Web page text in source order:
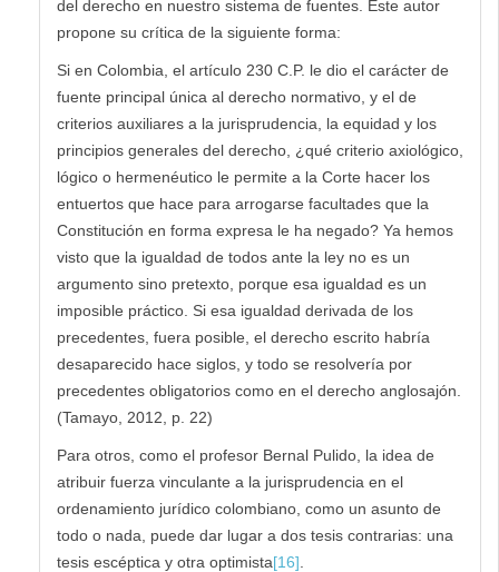
del derecho en nuestro sistema de fuentes. Este autor
propone su crítica de la siguiente forma:
Si en Colombia, el artículo 230 C.P. le dio el carácter de
fuente principal única al derecho normativo, y el de
criterios auxiliares a la jurisprudencia, la equidad y los
principios generales del derecho, ¿qué criterio axiológico,
lógico o hermenéutico le permite a la Corte hacer los
entuertos que hace para arrogarse facultades que la
Constitución en forma expresa le ha negado? Ya hemos
visto que la igualdad de todos ante la ley no es un
argumento sino pretexto, porque esa igualdad es un
imposible práctico. Si esa igualdad derivada de los
precedentes, fuera posible, el derecho escrito habría
desaparecido hace siglos, y todo se resolvería por
precedentes obligatorios como en el derecho anglosajón.
(Tamayo, 2012, p. 22)
Para otros, como el profesor Bernal Pulido, la idea de
atribuir fuerza vinculante a la jurisprudencia en el
ordenamiento jurídico colombiano, como un asunto de
todo o nada, puede dar lugar a dos tesis contrarias: una
tesis escéptica y otra optimista[16]